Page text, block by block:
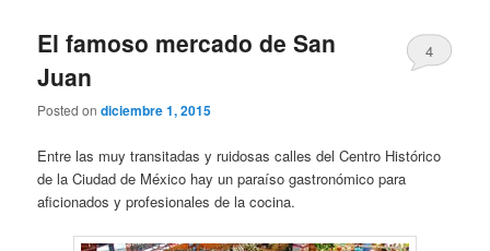
El famoso mercado de San
Juan
Posted ondiciembre 1, 2015
4
Entre las muy transitadas y ruidosas calles del Centro Histórico
de la Ciudad de México hay un paraíso gastronómico para
aficionados y profesionales de la cocina.